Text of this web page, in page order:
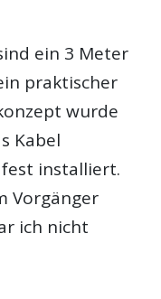
ein 3 Meter
praktischer
wurde
Kabel
installiert.
Vorgänger
ich nicht